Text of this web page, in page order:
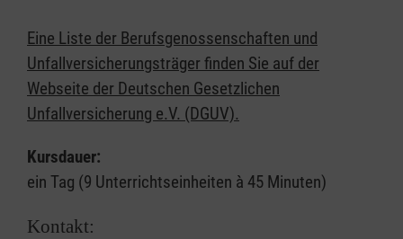
Eine Liste der Berufsgenossenschaften und
Unfallversicherungsträger finden Sie auf der
Webseite der Deutschen Gesetzlichen
Unfallversicherung e.V. (DGUV).
Kursdauer:
ein Tag (9 Unterrichtseinheiten à 45 Minuten)
Kontakt: